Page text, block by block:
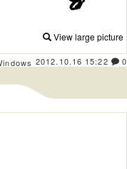
View large picture
2012.10.16 15:22 0